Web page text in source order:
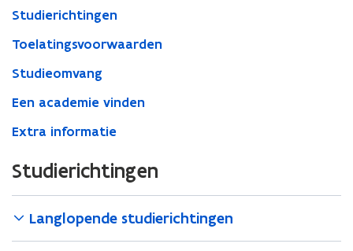
Studierichtingen
Toelatingsvoorwaarden
Studieomvang
Een academie vinden
Extra informatie
Studierichtingen
Langlopende studierichtingen